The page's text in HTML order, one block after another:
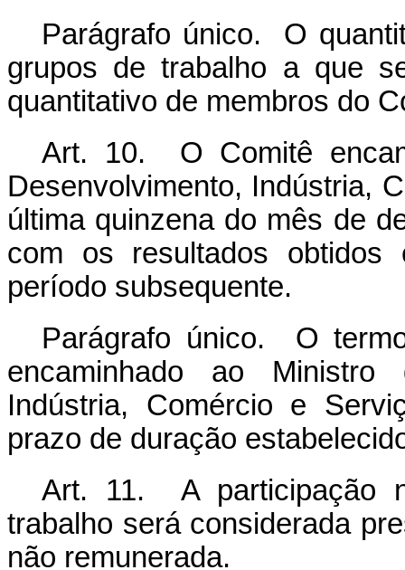
Parágrafo único. O
grupos de trabalho a que
quantitativo de membros do
Art. 10. O Comitê
Desenvolvimento, Indústria,
última quinzena do mês de
com os resultados
período subsequente.
Parágrafo único. O
encaminhado ao Ministro
Indústria, Comércio e
prazo de duração
Art. 11. A participação
trabalho será considerada
não remunerada.